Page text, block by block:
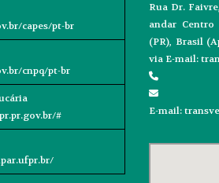
capes/pt-br
cnpq/pt-br
#
Rua Dr.
andar Centro
(PR), Brasil
via E-mail:
E-mail: